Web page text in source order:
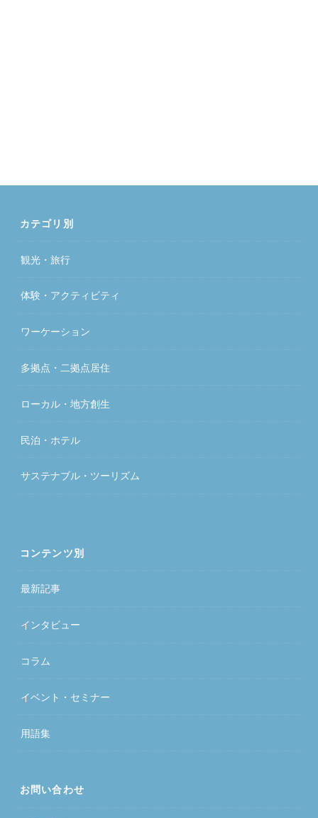
カテゴリ別
観光・旅行
体験・アクティビティ
ワーケーション
多拠点・二拠点居住
ローカル・地方創生
民泊・ホテル
サステナブル・ツーリズム
コンテンツ別
最新記事
インタビュー
コラム
イベント・セミナー
用語集
お問い合わせ